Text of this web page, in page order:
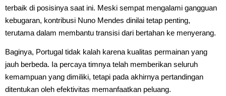
terbaik di posisinya saat ini. Meski sempat mengalami gangguan
kebugaran, kontribusi Nuno Mendes dinilai tetap penting,
terutama dalam membantu transisi dari bertahan ke menyerang.
Baginya, Portugal tidak kalah karena kualitas permainan yang
jauh berbeda. Ia percaya timnya telah memberikan seluruh
kemampuan yang dimiliki, tetapi pada akhirnya pertandingan
ditentukan oleh efektivitas memanfaatkan peluang.